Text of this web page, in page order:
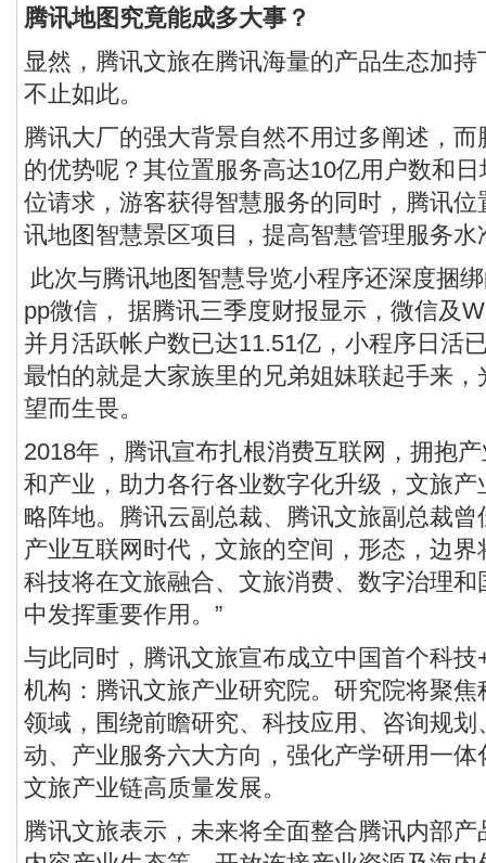
腾讯地图究竟能成多大事？
显然，腾讯文旅在腾讯海量的产品生态加
不止如此。
腾讯大厂的强大背景自然不用过多阐述，
的优势呢？其位置服务高达10亿用户数和
位请求，游客获得智慧服务的同时，腾讯
讯地图智慧景区项目，提高智慧管理服务水
此次与腾讯地图智慧导览小程序还深度捆
pp微信， 据腾讯三季度财报显示，微信及
并月活跃帐户数已达11.51亿，小程序日活
最怕的就是大家族里的兄弟姐妹联起手来
望而生畏。
2018年，腾讯宣布扎根消费互联网，拥抱
和产业，助力各行各业数字化升级，文旅
略阵地。腾讯云副总裁、腾讯文旅副总裁曾
产业互联网时代，文旅的空间，形态，边
科技将在文旅融合、文旅消费、数字治理
中发挥重要作用。”
与此同时，腾讯文旅宣布成立中国首个科
机构：腾讯文旅产业研究院。研究院将聚
领域，围绕前瞻研究、科技应用、咨询规
动、产业服务六大方向，强化产学研用一
文旅产业链高质量发展。
腾讯文旅表示，未来将全面整合腾讯内部